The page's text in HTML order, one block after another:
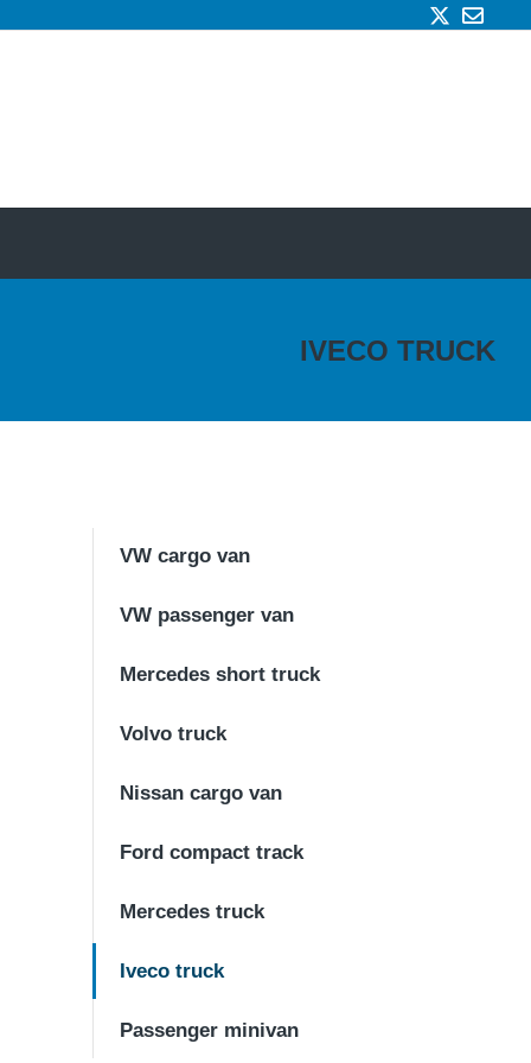
IVECO TRUCK
VW cargo van
VW passenger van
Mercedes short truck
Volvo truck
Nissan cargo van
Ford compact track
Mercedes truck
Iveco truck
Passenger minivan